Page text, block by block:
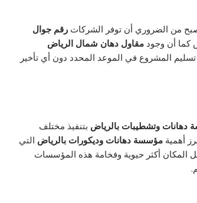
من الضروري أن توفر الشركات رقم جوال
كما أن وجود مقاول دهان شمال الرياض
المشروع في الموعد المحدد دون أي تأخير
دهانات وتشطيبات بالرياض بتنفيذ مختلف
أهمية مؤسسة دهانات وديكورات بالرياض التي
المكان أكثر حيوية وفخامة هذه المؤسسات